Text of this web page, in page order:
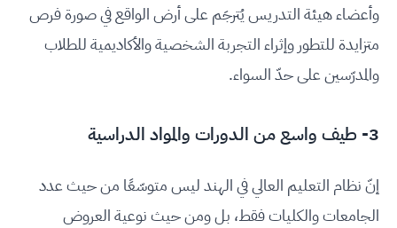
وأعضاء هيئة التدريس يُترجَم على أرض الواقع في صورة فرص
متزايدة للتطور وإثراء التجربة الشخصية والأكاديمية للطلاب
والمدرّسين على حدّ السواء.
3- طيف واسع من الدورات والمواد الدراسية
إنّ نظام التعليم العالي في الهند ليس متوسّعًا من حيث عدد
الجامعات والكليات فقط، بل ومن حيث نوعية العروض